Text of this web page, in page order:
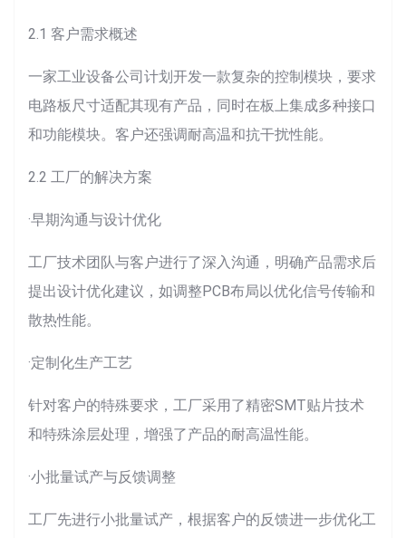
2.1 客户需求概述
一家工业设备公司计划开发一款复杂的控制模块，要求
电路板尺寸适配其现有产品，同时在板上集成多种接口
和功能模块。客户还强调耐高温和抗干扰性能。
2.2 工厂的解决方案
·早期沟通与设计优化
工厂技术团队与客户进行了深入沟通，明确产品需求后
提出设计优化建议，如调整PCB布局以优化信号传输和
散热性能。
·定制化生产工艺
针对客户的特殊要求，工厂采用了精密SMT贴片技术
和特殊涂层处理，增强了产品的耐高温性能。
·小批量试产与反馈调整
工厂先进行小批量试产，根据客户的反馈进一步优化工